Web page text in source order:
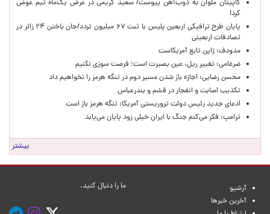
کاپیتان ملوان به ذوب‌آهن پیوست/ سعید کریمی در عرض یک‌ماه تیم عوض
کرد!
پایان طرح ترافیکی اربعین پلیس با ثبت ۶۷ میلیون تردد/جان باختن ۲۴ زائر در
تصادفات اربعینی
مدودف: ژاپن تابع آمریکاست
ضرغامی: تغییر ریل، عین بصیرت است؛ فرصت سوزی نکنیم
محسن رضایی: اجازه باز شدن مسیر دوم در تنگه هرمز را نخواهیم داد
تکذیب اصابت و انفجار در قشم و بندرعباس
ادعای جدید رئیس دولت تروریستی آمریکا: تنگه هرمز باز است
ترامپ: فکر می‌کنم جنگ با ایران خیلی زود پایان می‌یابد
بیشتر
آرشیو
آخرین خبرها
ما را دنبال کنید.